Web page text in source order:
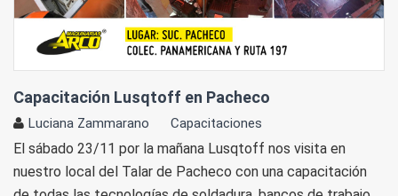
Capacitación Lusqtoff en Pacheco
Luciana Zammarano Capacitaciones
El sábado 23/11 por la mañana Lusqtoff nos visita en
nuestro local del Talar de Pacheco con una capacitación